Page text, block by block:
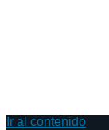
Ir al contenido